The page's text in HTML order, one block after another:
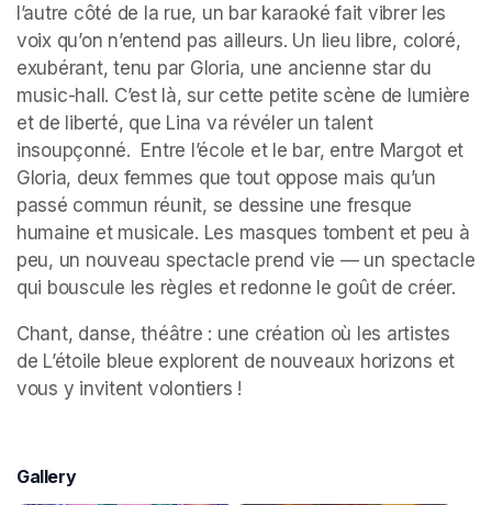
l’autre côté de la rue, un bar karaoké fait vibrer les
voix qu’on n’entend pas ailleurs. Un lieu libre, coloré,
exubérant, tenu par Gloria, une ancienne star du
music-hall. C’est là, sur cette petite scène de lumière
et de liberté, que Lina va révéler un talent
insoupçonné.  Entre l’école et le bar, entre Margot et
Gloria, deux femmes que tout oppose mais qu’un
passé commun réunit, se dessine une fresque
humaine et musicale. Les masques tombent et peu à
peu, un nouveau spectacle prend vie — un spectacle
qui bouscule les règles et redonne le goût de créer.
Chant, danse, théâtre : une création où les artistes
de L’étoile bleue explorent de nouveaux horizons et
vous y invitent volontiers !
Gallery